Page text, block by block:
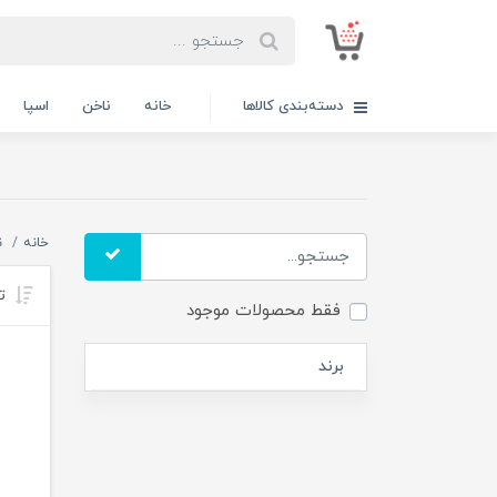
دسته‌بندی کالاها خانه ناخن اسپا
فقط محصولات موجود
برند
خانه